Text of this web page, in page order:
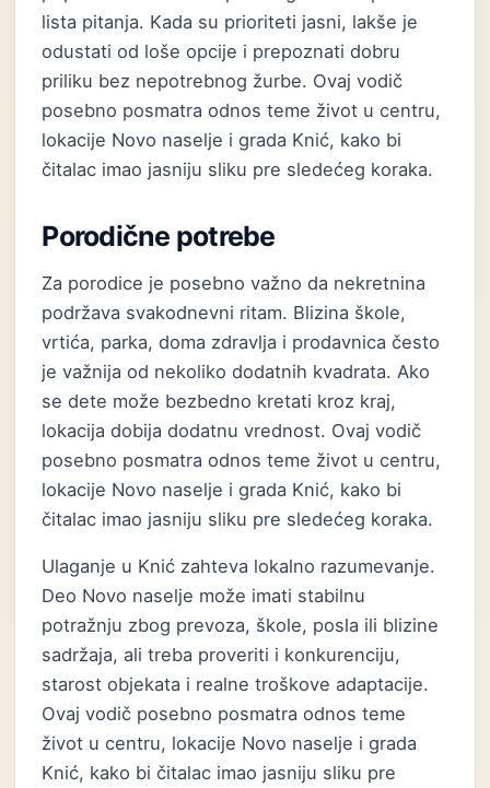
lista pitanja. Kada su prioriteti jasni, lakše je
odustati od loše opcije i prepoznati dobru
priliku bez nepotrebnog žurbe. Ovaj vodič
posebno posmatra odnos teme život u centru,
lokacije Novo naselje i grada Knić, kako bi
čitalac imao jasniju sliku pre sledećeg koraka.
Porodične potrebe
Za porodice je posebno važno da nekretnina
podržava svakodnevni ritam. Blizina škole,
vrtića, parka, doma zdravlja i prodavnica često
je važnija od nekoliko dodatnih kvadrata. Ako
se dete može bezbedno kretati kroz kraj,
lokacija dobija dodatnu vrednost. Ovaj vodič
posebno posmatra odnos teme život u centru,
lokacije Novo naselje i grada Knić, kako bi
čitalac imao jasniju sliku pre sledećeg koraka.
Ulaganje u Knić zahteva lokalno razumevanje.
Deo Novo naselje može imati stabilnu
potražnju zbog prevoza, škole, posla ili blizine
sadržaja, ali treba proveriti i konkurenciju,
starost objekata i realne troškove adaptacije.
Ovaj vodič posebno posmatra odnos teme
život u centru, lokacije Novo naselje i grada
Knić, kako bi čitalac imao jasniju sliku pre